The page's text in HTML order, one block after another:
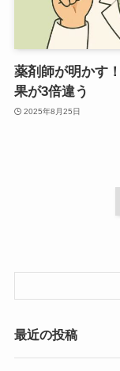
薬剤師が明かす
果が3倍違う
2025年8月25日
最近の投稿